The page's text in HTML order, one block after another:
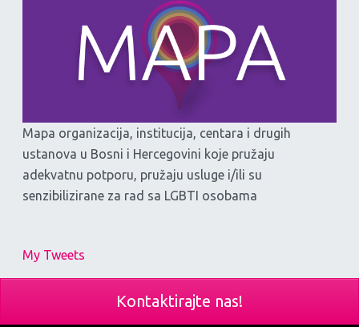
Mapa organizacija, institucija, centara i drugih
ustanova u Bosni i Hercegovini koje pružaju
adekvatnu potporu, pružaju usluge i/ili su
senzibilizirane za rad sa LGBTI osobama
My Tweets
Kontaktirajte nas!